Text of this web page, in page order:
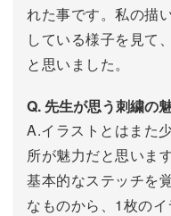
れた事です。私の描
している様子を見て
と思いました。
Q. 先生が思う刺繍の
A.イラストとはまた
所が魅力だと思います
基本的なステッチを
なものから、1枚の